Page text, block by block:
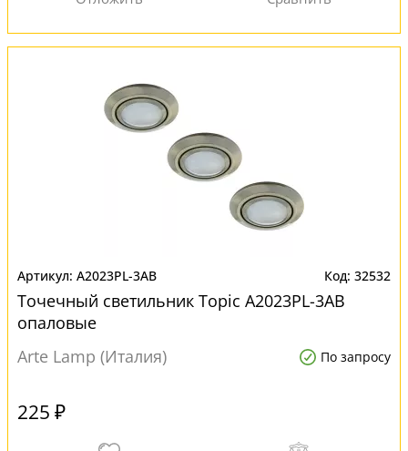
A2023PL-3AB 32532
Точечный светильник Topic A2023PL-3AB
опаловые
Arte Lamp (Италия)
По запросу
225 ₽